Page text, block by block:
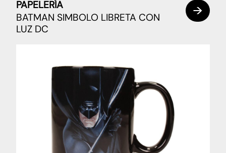
PAPELERÍA
BATMAN SIMBOLO LIBRETA CON
LUZ DC